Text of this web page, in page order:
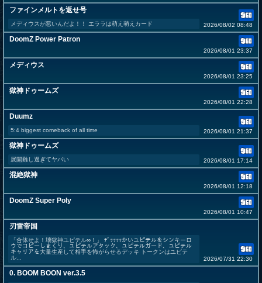
ファインメルトを返せ号
メディウスが悪いんだよ！！ エララは萌え萌えカード 2026/08/02 08:48
DoomZ Power Patron
2026/08/01 23:37
メディウス
2026/08/01 23:25
獄神ドゥームズ
2026/08/01 22:28
Duumz
5:4 biggest comeback of all time 2026/08/01 21:37
獄神ドゥームズ
展開難し過ぎてヤバい 2026/08/01 17:14
混絶獄神
2026/08/01 12:18
DoomZ Super Poly
2026/08/01 10:47
刃雷帝国
「合体せよ！壊獄神ユピテル∞！」 ﾃﾞｯｯｯｯかいユピテルをシンキーロ
ウでコピーしまくり、ユピテルアタック、ユピテルガード、ユピテル
キャリアを大量生産して相手を怖がらせるデッキ トークンはユピテ
ル...
2026/07/31 22:30
0. BOOM BOON ver.3.5